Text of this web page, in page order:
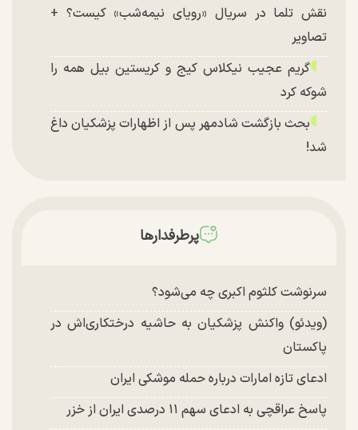
نقش تلما در سریال «رویای نیمه‌شب» کیست؟ +
تصاویر
گریم عجیب نیکلاس کیج و کریستین بیل همه را
شوکه کرد
بحث بازگشت شادمهر پس از اظهارات پزشکیان داغ
شد!
توافق با آمریکا در انتظار تایید نهایی شعام؟
شد
پرطرفدارها
سرنوشت کلثوم اکبری چه می‌شود؟
(ویدئو) واکنش پزشکیان به حاشیه درختکاری‌اش در
پاکستان
ادعای تازه امارات درباره حمله موشکی ایران
پاسخ عراقچی به ادعای سهم ۱۱ درصدی ایران از خزر